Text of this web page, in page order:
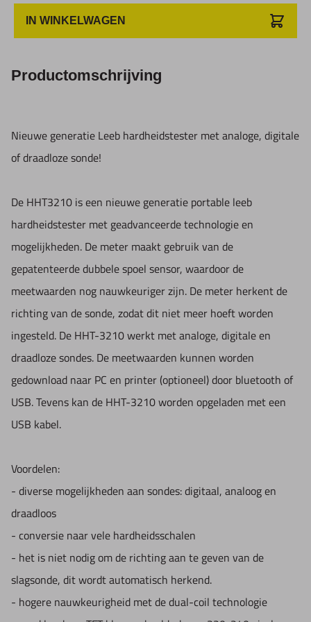
- diverse mogelijkheden aan sondes: digitaal, analoog en
- conversie naar vele hardheidsschalen
- hogere nauwkeurigheid met de dual-coil technologie
- goed leesbaar TFT kleuren beeldscherm 320x240 pixels
- datageheugen
- directe print van beeldscherm mogelijk
- menu in 10 talen waaronder, engels en duits
- recalibratie
- diverse settings waaronder, datum, tijd, gebruiker,
procedure etc.
Specificaties:
Type:Leeb hardheidstester
Nauwkeurigheid:± 0.3% Q HL=800, herhaalbaarheid: ±2HL
Display:2,8" 320 x 240 TFT kleurenbeeldscherm
ób
Meetbereik:HL100-960 / HRC0.9-83.2 / HRB1-140 / HB1-
1878 / HV1-1698 / HS0.5-1370 / HRA1-88.5 / ób(rm)1-
6599N/mm2
Slagsonde: DC / D+15 / C / G / E / DL (deze zijn optioneel)
Communicatie:tot 10 meter afstand, 2.4GHz
Impact richting:Universeel, wordt automatisch aangepast
IN WINKELWAGEN
Productomschrijving
Nieuwe generatie Leeb hardheidstester met analoge, digitale
of draadloze sonde!
De HHT3210 is een nieuwe generatie portable leeb
hardheidstester met geadvanceerde technologie en
mogelijkheden. De meter maakt gebruik van de
gepatenteerde dubbele spoel sensor, waardoor de
meetwaarden nog nauwkeuriger zijn. De meter herkent de
richting van de sonde, zodat dit niet meer hoeft worden
ingesteld. De HHT-3210 werkt met analoge, digitale en
draadloze sondes. De meetwaarden kunnen worden
gedownload naar PC en printer (optioneel) door bluetooth of
USB. Tevens kan de HHT-3210 worden opgeladen met een
USB kabel.
Voordelen:
- diverse mogelijkheden aan sondes: digitaal, analoog en
draadloos
- conversie naar vele hardheidsschalen
- het is niet nodig om de richting aan te geven van de
slagsonde, dit wordt automatisch herkend.
- hogere nauwkeurigheid met de dual-coil technologie